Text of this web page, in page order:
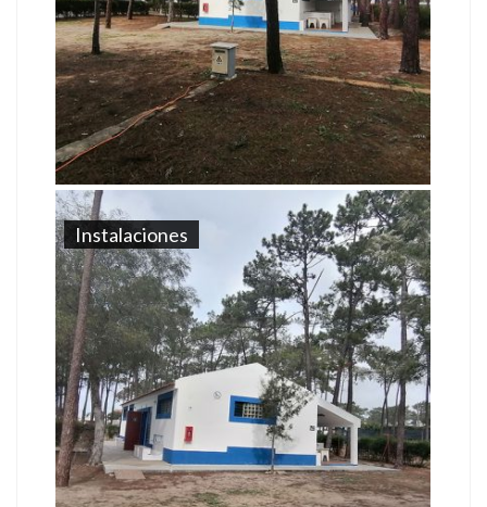
Instalaciones